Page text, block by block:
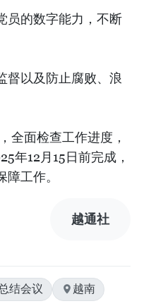
员的数字能力，不断
督以及防止腐败、浪
全面检查工作进度，
年12月15日前完成，
工作。
越通社
结会议 越南